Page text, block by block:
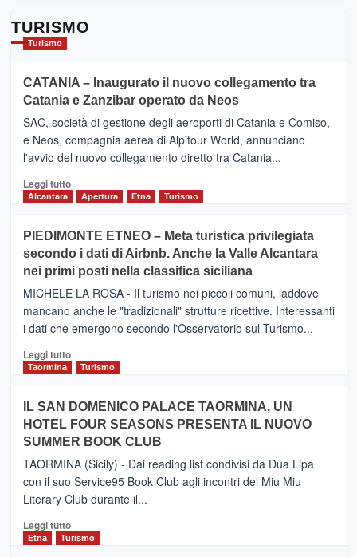
TURISMO
Turismo
CATANIA – Inaugurato il nuovo collegamento tra
Catania e Zanzibar operato da Neos
SAC, società di gestione degli aeroporti di Catania e Comiso,
e Neos, compagnia aerea di Alpitour World, annunciano
l'avvio del nuovo collegamento diretto tra Catania...
Leggi tuttoLeggi
CATANIA
–
Inaugurato
il
nuovo
collegamento
tra
e
Zanzibar
da
Neos
Alcantara Apertura Etna Turismo
PIEDIMONTE ETNEO – Meta turistica privilegiata
secondo i dati di Airbnb. Anche la Valle Alcantara
nei primi posti nella classifica siciliana
MICHELE LA ROSA - Il turismo nei piccoli comuni, laddove
mancano anche le "tradizionali" strutture ricettive. Interessanti
i dati che emergono secondo l'Osservatorio sul Turismo...
Leggi tuttoLeggi
PIEDIMONTE
ETNEO
–
Meta
turistica
privilegiata
secondo
dati
di
Taormina Turismo
IL SAN DOMENICO PALACE TAORMINA, UN
HOTEL FOUR SEASONS PRESENTA IL NUOVO
SUMMER BOOK CLUB
TAORMINA (Sicily) - Dai reading list condivisi da Dua Lipa
con il suo Service95 Book Club agli incontri del Miu Miu
Literary Club durante il...
Leggi tuttoLeggi
di
Etna Turismo